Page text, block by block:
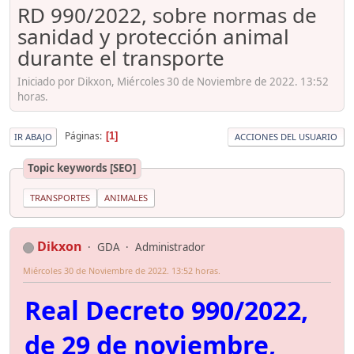
RD 990/2022, sobre normas de
sanidad y protección animal
durante el transporte
Iniciado por Dikxon, Miércoles 30 de Noviembre de 2022. 13:52
horas.
IR ABAJO Páginas 1 ACCIONES DEL USUARIO
Topic keywords [SEO]
TRANSPORTES ANIMALES
Dikxon GDA Administrador
Miércoles 30 de Noviembre de 2022. 13:52 horas.
Real Decreto 990/2022,
de 29 de noviembre,